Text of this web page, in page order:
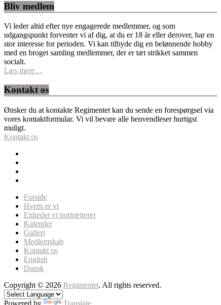
Bliv medlem
Vi leder altid efter nye engagerede medlemmer, og som
udgangspunkt forventer vi af dig, at du er 18 år eller derover, har en
stor interesse for perioden. Vi kan tilbyde dig en belønnende hobby
med en broget samling medlemmer, der er tæt strikket sammen
socialt.
Læs mere…
Kontakt os
Ønsker du at kontakte Regimentet kan du sende en forespørgsel via
vores kontaktformular. Vi vil bevare alle henvendleser hurtigst
muligt.
Kontakt os
Forside
Hvem er vi
Enheder vi portrætterer
Kalender
Galleri
Medlemskab
Kontakt os
English
Dansk
Copyright © 2026 Regimentet. All rights reserved.
Powered by Translate